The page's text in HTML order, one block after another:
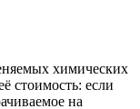
химических
стоимость: если
на